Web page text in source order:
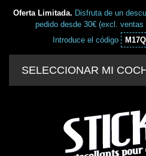
Oferta Limitada. Disfruta de un
pedido desde 30€ (excl.
Introduce el código
SELECCIONAR MI